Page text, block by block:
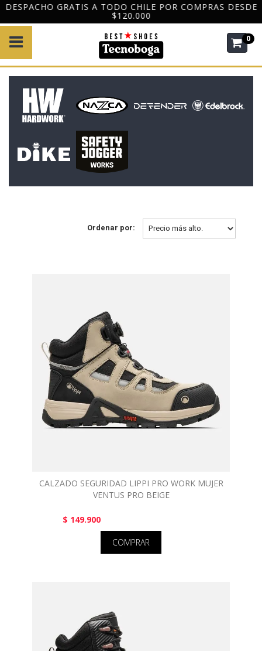
DESPACHO GRATIS A TODO CHILE POR COMPRAS DESDE
$120.000
0
Ordenar por:
CALZADO SEGURIDAD LIPPI PRO WORK MUJER
VENTUS PRO BEIGE
$ 149.900
COMPRAR